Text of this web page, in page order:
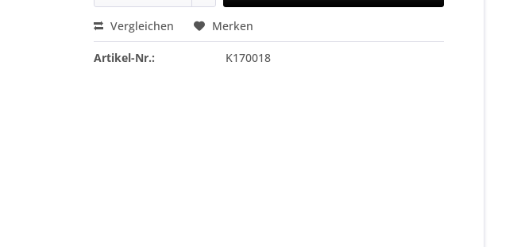
Vergleichen Merken
Artikel-Nr.: K170018